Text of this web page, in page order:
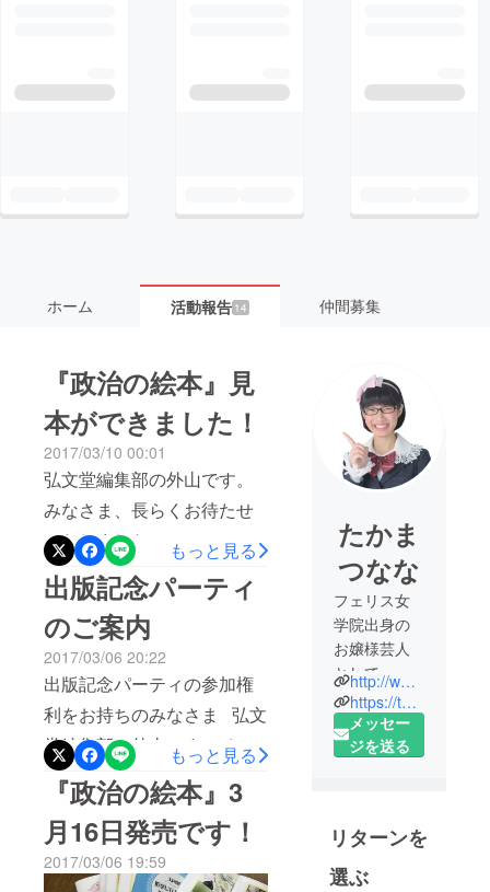
ホーム 活動報告 14 仲間募集
『政治の絵本』見
本ができました！
2017/03/10 00:01
弘文堂編集部の外山です。
みなさま、長らくお待たせ
いたしました！ ついについ
に『政治の絵本』完成でご
ざいます！ 今夜はたかまつ
ななさんにご来社いただ
き、みなさまにお送りする
本にサインをしていただき
ました。 私服もかわいいな
なさん、5時間近くかけて一
冊一冊丁寧にサインしてく
ださいました。 この本は
15日に取次に配本されます
が、実際に書店に並ぶのは
もっと見る
出版記念パーティ
のご案内
2017/03/06 20:22
出版記念パーティの参加権
利をお持ちのみなさま 弘文
堂編集部の外山です。 さき
ほどのレポートでお伝えし
ましたとおり、たかまつな
な著『政治の絵本』発売日
が3月16日に決定いたしまし
もっと見る
『政治の絵本』3
月16日発売です！
2017/03/06 19:59
たかま
つなな
フェリス女
学院出身の
お嬢様芸人
として、テ
レビ・舞台
で活動する
傍ら、 お笑
を通して社
会問題を発
http://www.shoukasonjuku.com/
https://twitter.com/nanatakamatsu
メッセー
ジを送る
リターンを
選ぶ